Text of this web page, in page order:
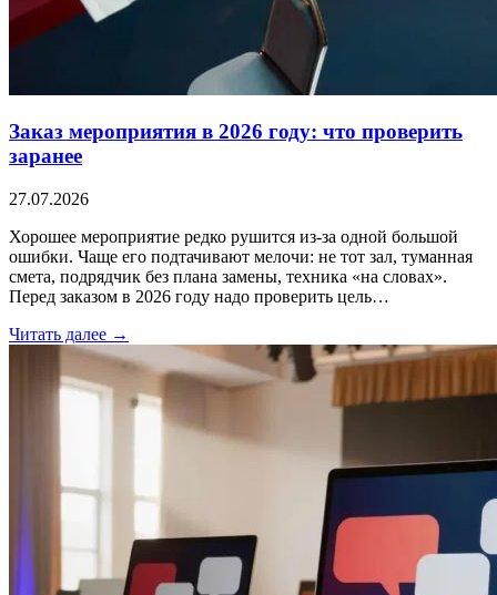
Заказ мероприятия в 2026 году: что проверить
заранее
27.07.2026
Хорошее мероприятие редко рушится из-за одной большой
ошибки. Чаще его подтачивают мелочи: не тот зал, туманная
смета, подрядчик без плана замены, техника «на словах».
Перед заказом в 2026 году надо проверить цель…
Читать далее →